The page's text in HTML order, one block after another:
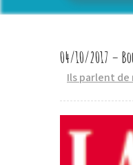
04/10/2017 –
Ils parlent